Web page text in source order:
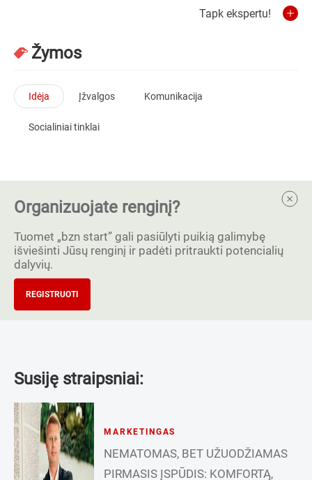
Tapk ekspertu!
Žymos
Idėja Įžvalgos Komunikacija
Socialiniai tinklai
Organizuojate renginį?
Tuomet „bzn start” gali pasiūlyti puikią galimybę
išviešinti Jūsų renginį ir padėti pritraukti potencialių
dalyvių.
REGISTRUOTI
Susiję straipsniai:
MARKETINGAS
NEMATOMAS, BET UŽUODŽIAMAS
PIRMASIS ĮSPŪDIS: KOMFORTĄ,